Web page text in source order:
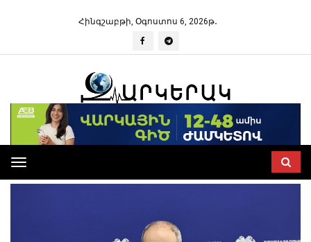
Հինգշաբթի, Օգոստոս 6, 2026թ․
Toggle
navigation